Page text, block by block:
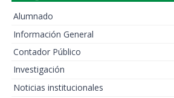
Alumnado
Información General
Contador Público
Investigación
Noticias institucionales